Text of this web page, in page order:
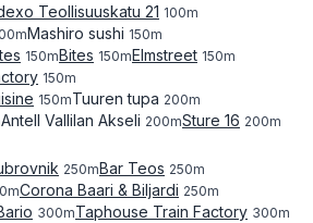
Teollisuuskatu 21 100m
mMashiro sushi 150m
150mBites 150mElmstreet 150m
150m
150mTuuren tupa 200m
Antell Vallilan Akseli 200mSture 16 200m
250mBar Teos 250m
mCorona Baari & Biljardi 250m
300mTaphouse Train Factory 300m